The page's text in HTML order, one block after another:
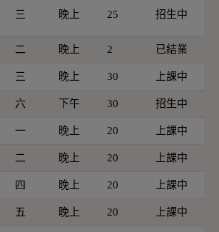
三 晚上 25 招生中
二 晚上 2 已結業
三 晚上 30 上課中
六 下午 30 招生中
一 晚上 20 上課中
二 晚上 20 上課中
四 晚上 20 上課中
五 晚上 20 上課中